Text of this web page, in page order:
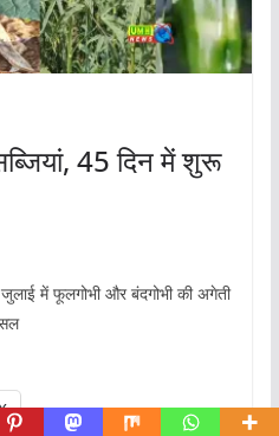
45 दिन में शुरू
में फूलगोभी और बंदगोभी की अगेती